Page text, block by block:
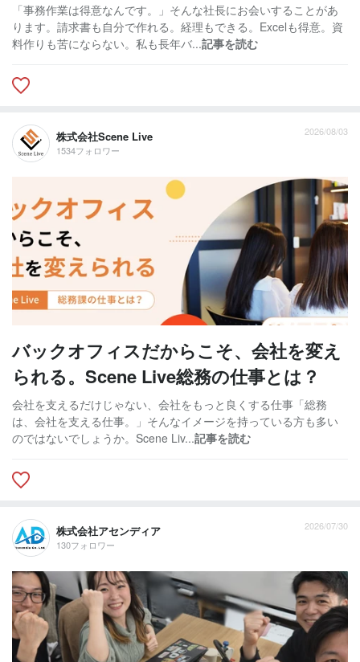
「事務作業は得意なんです。」そんな社長にお会いすることがあ
ります。請求書も自分で作れる。経理もできる。Excelも得意。資
料作りも苦にならない。私も長年バ...記事を読む
株式会社Scene Live
1534フォロワー
2026/08/03
バックオフィスだからこそ、会社を変え
られる。Scene Live総務の仕事とは？
会社を支えるだけじゃない、会社をもっと良くする仕事「総務
は、会社を支える仕事。」そんなイメージを持っている方も多い
のではないでしょうか。Scene Liv...記事を読む
株式会社アセンディア
130フォロワー
2026/07/30